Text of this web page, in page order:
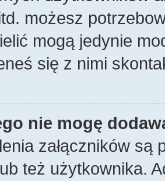
możesz
mogą jedynie
się z nimi
nie mogę
załączników są
też użytkownika.